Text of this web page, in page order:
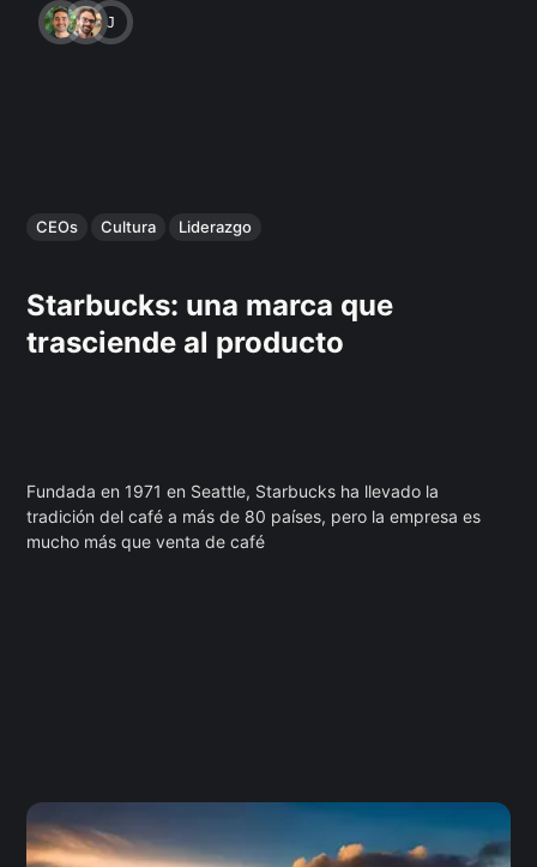
JAVIERA DÍAZ
CEOs Cultura Liderazgo
Starbucks: una marca que
trasciende al producto
Fundada en 1971 en Seattle, Starbucks ha llevado la
tradición del café a más de 80 países, pero la empresa es
mucho más que venta de café